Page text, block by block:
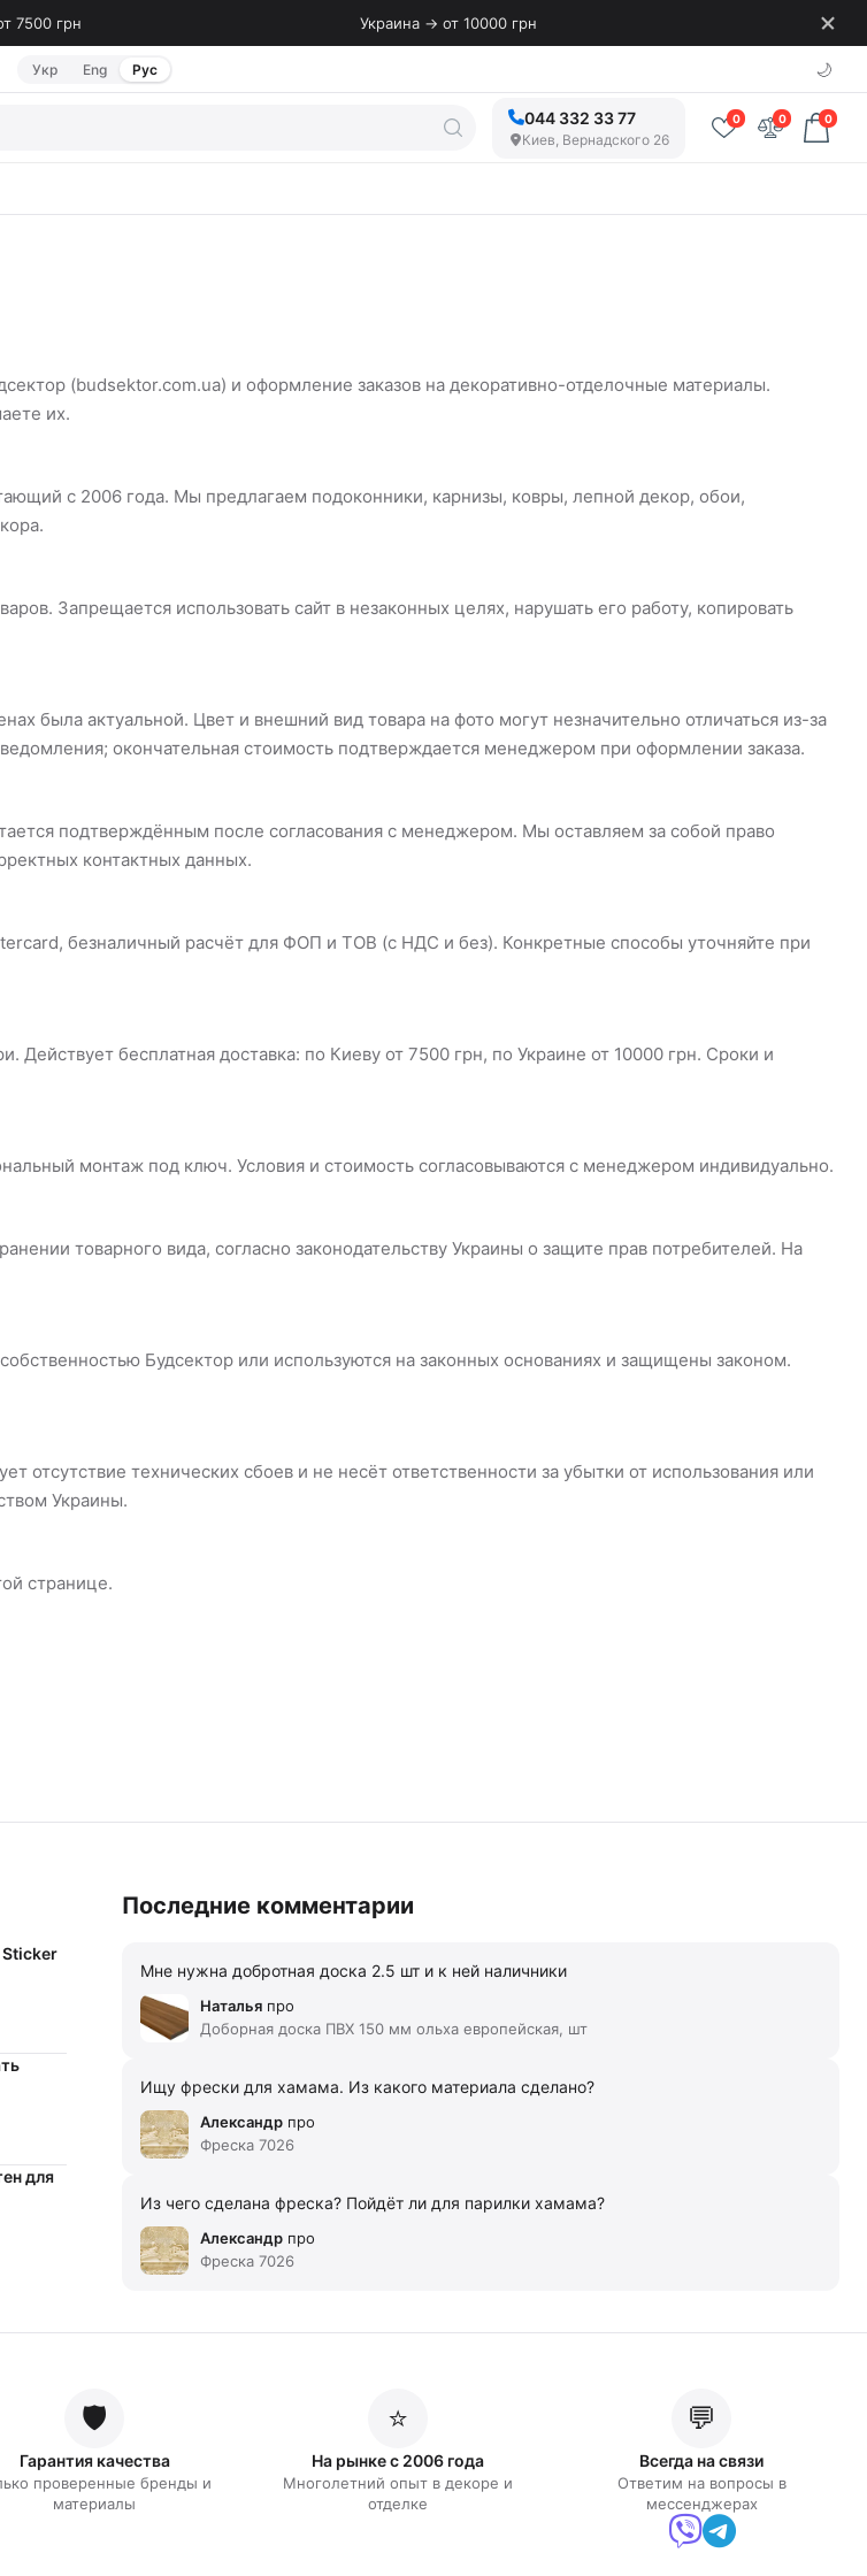
7500 грн Украина → от 10000 грн
Укр Eng Рус 🌙
044 332 33 77
Киев, Вернадского 26
0 0 0
(budsektor.com.ua) и оформление заказов на декоративно-отделочные материалы.
их.
с 2006 года. Мы предлагаем подоконники, карнизы, ковры, лепной декор, обои,
Запрещается использовать сайт в незаконных целях, нарушать его работу, копировать
была актуальной. Цвет и внешний вид товара на фото могут незначительно отличаться из-за
окончательная стоимость подтверждается менеджером при оформлении заказа.
подтверждённым после согласования с менеджером. Мы оставляем за собой право
контактных данных.
безналичный расчёт для ФОП и ТОВ (с НДС и без). Конкретные способы уточняйте при
бесплатная доставка: по Киеву от 7500 грн, по Украине от 10000 грн. Сроки и
монтаж под ключ. Условия и стоимость согласовываются с менеджером индивидуально.
товарного вида, согласно законодательству Украины о защите прав потребителей. На
Будсектор или используются на законных основаниях и защищены законом.
отсутствие технических сбоев и не несёт ответственности за убытки от использования или
Украины.
странице.
Sticker
для
Последние комментарии
Мне нужна добротная доска 2.5 шт и к ней наличники
Наталья про
Доборная доска ПВХ 150 мм ольха европейская, шт
Ищу фрески для хамама. Из какого материала сделано?
Александр про
Фреска 7026
Из чего сделана фреска? Пойдёт ли для парилки хамама?
Александр про
Фреска 7026
🛡️
Гарантия качества
проверенные бренды и
материалы
⭐
На рынке с 2006 года
Многолетний опыт в декоре и
отделке
💬
Всегда на связи
Ответим на вопросы в
мессенджерах